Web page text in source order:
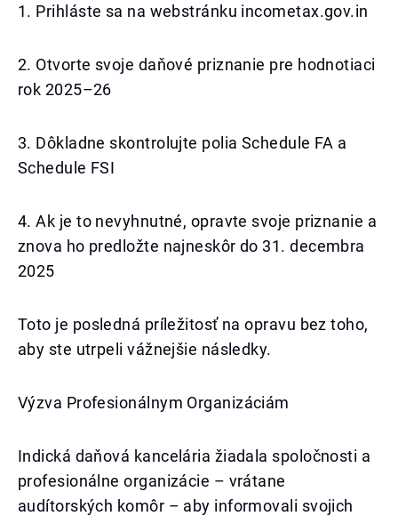
1. Prihláste sa na webstránku incometax.gov.in
2. Otvorte svoje daňové priznanie pre hodnotiaci
rok 2025–26
3. Dôkladne skontrolujte polia Schedule FA a
Schedule FSI
4. Ak je to nevyhnutné, opravte svoje priznanie a
znova ho predložte najneskôr do 31. decembra
2025
Toto je posledná príležitosť na opravu bez toho,
aby ste utrpeli vážnejšie následky.
Výzva Profesionálnym Organizáciám
Indická daňová kancelária žiadala spoločnosti a
profesionálne organizácie – vrátane
audítorských komôr – aby informovali svojich